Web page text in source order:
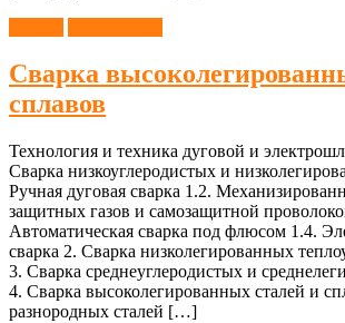
Сварка
сплавов
Технология и техника дуговой и
Сварка низкоуглеродистых и
Ручная дуговая сварка 1.2.
защитных газов и самозащитной
Автоматическая сварка под флюсом 1.4.
сварка 2. Сварка низколегированных
3. Сварка среднеуглеродистых и
4. Сварка высоколегированных сталей и
разнородных сталей […]